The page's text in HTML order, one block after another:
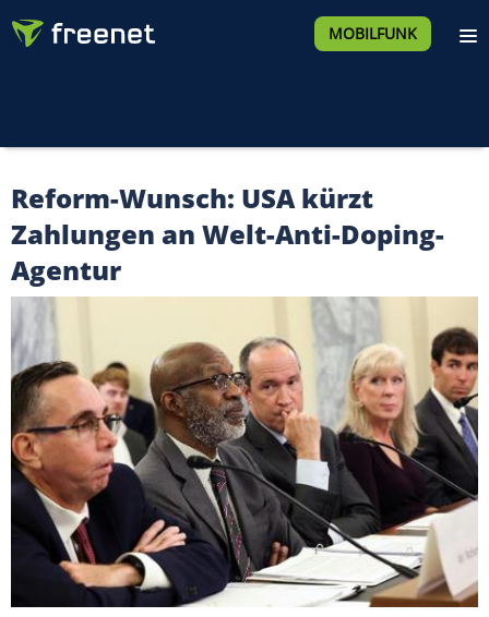
MOBILFUNK
Reform-Wunsch: USA kürzt
Zahlungen an Welt-Anti-Doping-
Agentur